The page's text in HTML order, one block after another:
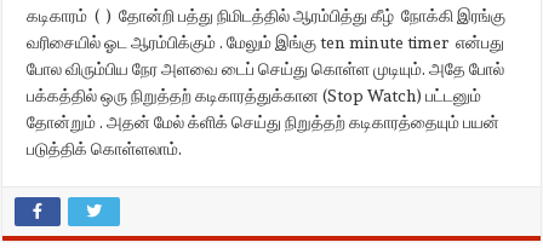
கடிகாரம் ( ) தோன்றி பத்து நிமிடத்தில் ஆரம்பித்து கீழ் நோக்கி இரங்கு
வரிசையில் ஓட ஆரம்பிக்கும் . மேலும் இங்கு ten minute timer என்பது
போல விரும்பிய நேர அளவை டைப் செய்து கொள்ள முடியும். அதே போல்
பக்கத்தில் ஒரு நிறுத்தற் கடிகாரத்துக்கான (Stop Watch) பட்டனும்
தோன்றும் . அதன் மேல் க்ளிக் செய்து நிறுத்தற் கடிகாரத்தையும் பயன்
படுத்திக் கொள்ளலாம்.